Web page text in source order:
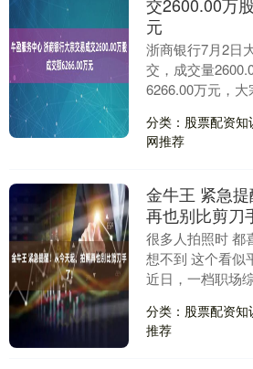
元
浙商银行7月2日
交，成交量
6266.00万元，
相对今日收盘价
分类：股票配资知
网推荐
金牛王 紧急
再也别比剪刀
很多人拍照时 都
想不到 这个看似
近日，一档职场
骗局案例迅速引
上....
分类：股票配资知
推荐